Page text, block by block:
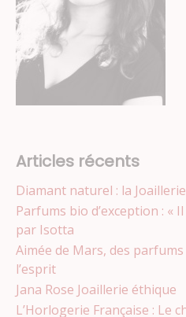
Articles récents
Diamant naturel : la
Parfums bio d’exception : «
par Isotta
Aimée de Mars, des
l’esprit
Jana Rose Joaillerie éthique
L’Horlogerie Française : Le